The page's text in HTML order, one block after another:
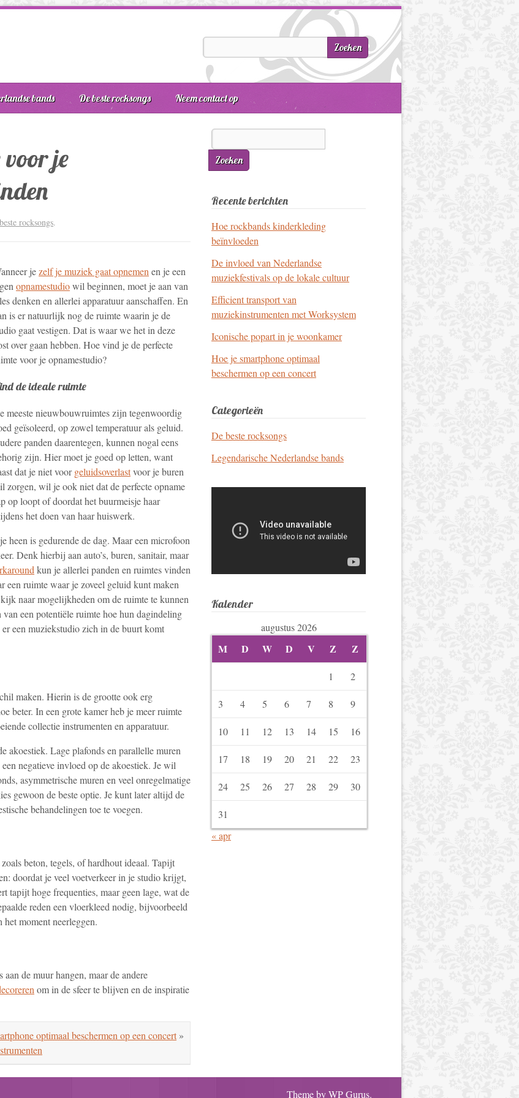
bands De beste rocksongs Neem contact op
je
rocksongs.
jezelf je muziek gaat opnemen en je een
opnamestudiowil beginnen, moet je aan van
denken en allerlei apparatuur aanschaffen. En
is er natuurlijk nog de ruimte waarin je de
gaat vestigen. Dat is waar we het in deze
over gaan hebben. Hoe vind je de perfecte
voor je opnamestudio?
de ideale ruimte
meeste nieuwbouwruimtes zijn tegenwoordig
geïsoleerd, op zowel temperatuur als geluid.
panden daarentegen, kunnen nogal eens
zijn. Hier moet je goed op letten, want
dat je niet voorgeluidsoverlastvoor je buren
zorgen, wil je ook niet dat de perfecte opname
op loopt of doordat het buurmeisje haar
het doen van haar huiswerk.
heen is gedurende de dag. Maar een microfoon
Denk hierbij aan auto’s, buren, sanitair, maar
kun je allerlei panden en ruimtes vinden
een ruimte waar je zoveel geluid kunt maken
naar mogelijkheden om de ruimte te kunnen
een potentiële ruimte hoe hun dagindeling
een muziekstudio zich in de buurt komt
maken. Hierin is de grootte ook erg
beter. In een grote kamer heb je meer ruimte
collectie instrumenten en apparatuur.
Lage plafonds en parallelle muren
negatieve invloed op de akoestiek. Je wil
asymmetrische muren en veel onregelmatige
gewoon de beste optie. Je kunt later altijd de
behandelingen toe te voegen.
beton, tegels, of hardhout ideaal. Tapijt
doordat je veel voetverkeer in je studio krijgt,
tapijt hoge frequenties, maar geen lage, wat de
reden een vloerkleed nodig, bijvoorbeeld
moment neerleggen.
de muur hangen, maar de andere
om in de sfeer te blijven en de inspiratie
optimaal beschermen op een concert »
Recente berichten
Hoe rockbands kinderkleding
beïnvloeden
De invloed van Nederlandse
muziekfestivals op de lokale cultuur
Efficient transport van
muziekinstrumenten met Worksystem
Iconische popart in je woonkamer
Hoe je smartphone optimaal
beschermen op een concert
Categorieën
De beste rocksongs
Legendarische Nederlandse bands
Kalender
augustus 2026
M D W D V Z Z
1 2
3 4 5 6 7 8 9
10 11 12 13 14 15 16
17 18 19 20 21 22 23
24 25 26 27 28 29 30
31
« apr
Theme byWP Gurus.